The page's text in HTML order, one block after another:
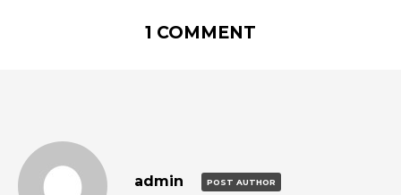
1 COMMENT
admin POST AUTHOR